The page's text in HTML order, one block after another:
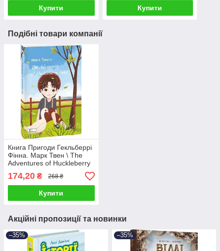
Купити Купити
Подібні товари компанії
Книга Пригоди Гекльберрі
Фінна. Марк Твен \ The
Adventures of Huckleberry
174,20 ₴ 268 ₴
Купити
Акційні пропозиції та новинки
–35% –35%